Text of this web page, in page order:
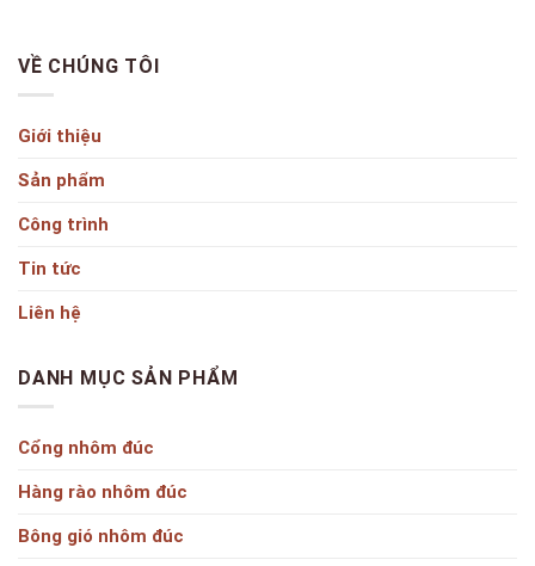
VỀ CHÚNG TÔI
Giới thiệu
Sản phẩm
Công trình
Tin tức
Liên hệ
DANH MỤC SẢN PHẨM
Cổng nhôm đúc
Hàng rào nhôm đúc
Bông gió nhôm đúc